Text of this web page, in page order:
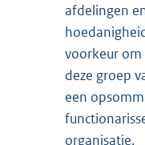
afdelingen
voorkeur
deze groep
een
organisatie.